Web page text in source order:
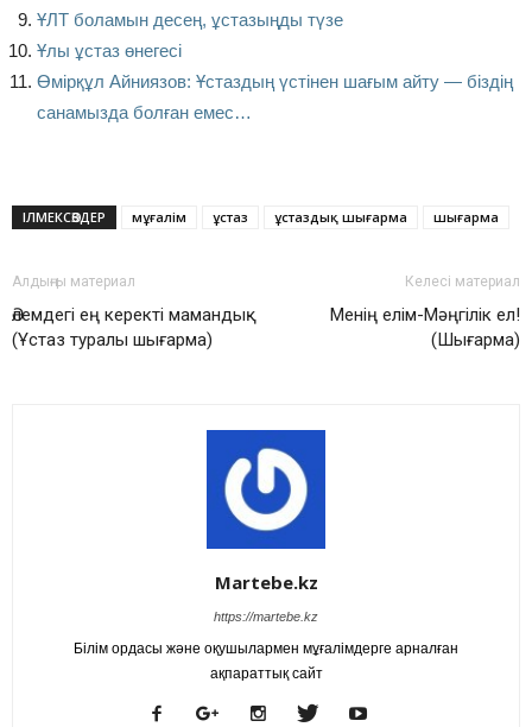
ҰЛТ боламын десең, ұстазыңды түзе
Ұлы ұстаз өнегесі
Өмірқұл Айниязов: Ұстаздың үстінен шағым айту — біздің
санамызда болған емес…
ІЛМЕКСӨЗДЕР мұғалім ұстаз ұстаздық шығарма шығарма
Алдыңғы материал
Әлемдегі ең керекті мамандық
(Ұстаз туралы шығарма)
Келесі материал
Менің елім-Мәңгілік ел!
(Шығарма)
Martebe.kz
https://martebe.kz
Білім ордасы және оқушылармен мұғалімдерге арналған
ақпараттық сайт